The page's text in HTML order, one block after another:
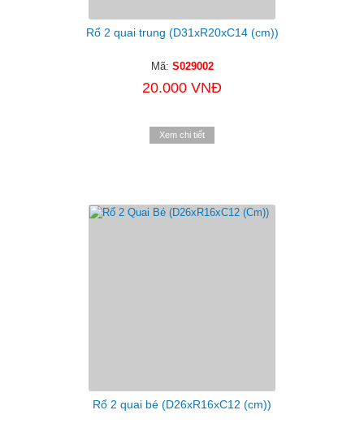
Rổ 2 quai trung (D31xR20xC14 (cm))
Mã: S029002
20.000 VNĐ
Xem chi tiết
Rổ 2 quai bé (D26xR16xC12 (cm))